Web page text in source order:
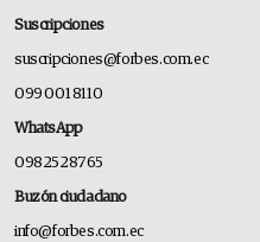
Suscripciones
suscripciones@forbes.com.ec
099 001 8110
WhatsApp
0982528765
Buzón ciudadano
info@forbes.com.ec